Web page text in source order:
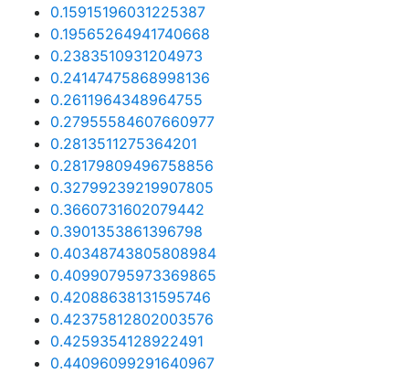
0.15915196031225387
0.19565264941740668
0.2383510931204973
0.24147475868998136
0.2611964348964755
0.27955584607660977
0.2813511275364201
0.28179809496758856
0.32799239219907805
0.3660731602079442
0.3901353861396798
0.40348743805808984
0.40990795973369865
0.42088638131595746
0.42375812802003576
0.4259354128922491
0.44096099291640967